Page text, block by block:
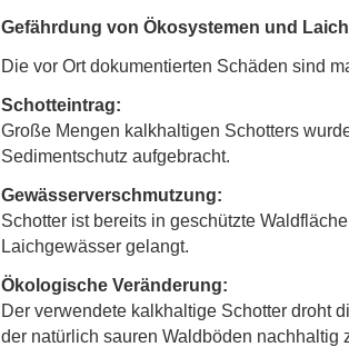
Gefährdung von Ökosystemen und
Die vor Ort dokumentierten Schäden sind
Schotteintrag:
Große Mengen kalkhaltigen Schotters
Sedimentschutz aufgebracht.
Gewässerverschmutzung:
Schotter ist bereits in geschützte
Laichgewässer gelangt.
Ökologische Veränderung:
Der verwendete kalkhaltige Schotter droht
der natürlich sauren Waldböden nachhaltig